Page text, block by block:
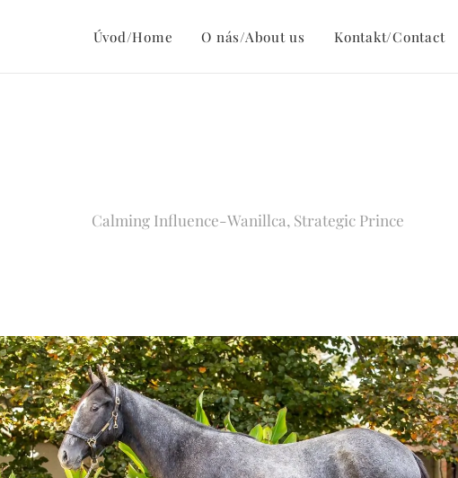
Úvod/Home O nás/About us Kontakt/Contact
Calming Influence-Wanillca, Strategic Prince